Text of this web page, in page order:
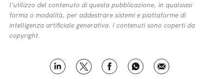
l’utilizzo del contenuto di questa pubblicazione, in qualsiasi
forma o modalità, per addestrare sistemi e piattaforme di
intelligenza artificiale generativa. I contenuti sono coperti da
copyright.